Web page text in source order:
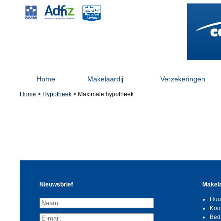
Home Makelaardij Verzekeringen
Home > Hypotheek > Maximale hypotheek
Nieuwsbrief